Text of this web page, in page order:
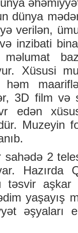
dünya
verilən,
inzibati
Xüsusi
3D film və
edən
Muzeyin
2
Hazırda
təsvir
yaşayış
əşyaları